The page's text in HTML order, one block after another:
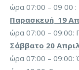
ώρα 07:00 – 09 00 :
Παρασκευή 19
ώρα 07:00 – 09:00:
Σάββατο 20
ώρα 07:00 – 09:00: